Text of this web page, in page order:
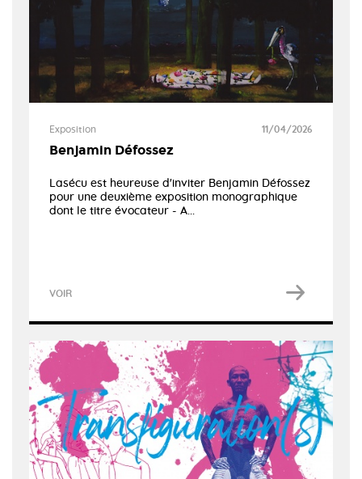
Exposition 11/04/2026
Benjamin Défossez
Lasécu est heureuse d'inviter Benjamin Défossez
pour une deuxième exposition monographique
dont le titre évocateur - A...
VOIR